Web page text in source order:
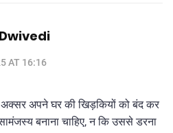
AT 16:16
अक्सर अपने घर की खिड़कियों को बंद कर
बनाना चाहिए, न कि उससे डरना